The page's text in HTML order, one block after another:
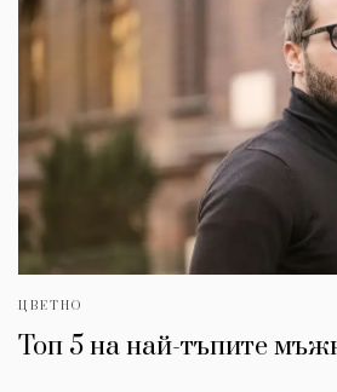
ЦВЕТНО
Топ 5 на най-тъпите